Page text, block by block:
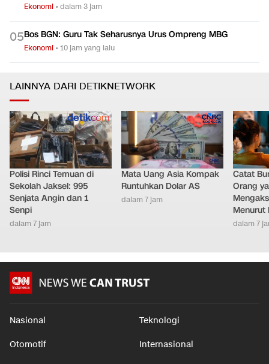
Ekonomi •dalam 3 jam
05Bos BGN: Guru Tak Seharusnya Urus Ompreng MBG
Ekonomi •10 jam yang lalu
LAINNYA DARI DETIKNETWORK
Polisi Rinci Temuan di
Sekolah Jaksel: 995
Senjata Angin dan 1
Senpi
dalam 7 jam
Mata Uang Asia Kompak
Runtuhkan Dolar AS
dalam 7 jam
Catat
Orang
Menurut
dalam 7
Nasional Teknologi
Otomotif Internasional